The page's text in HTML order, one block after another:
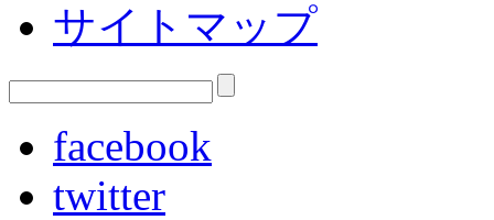
サイトマップ
facebook
twitter